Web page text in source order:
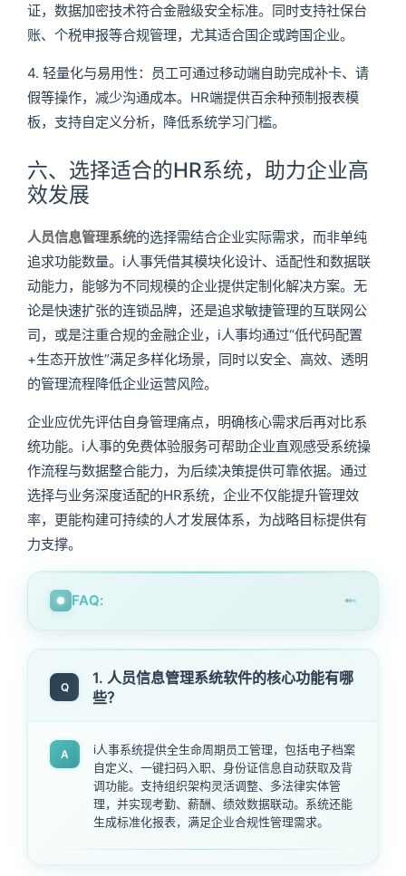
证，数据加密技术符合金融级安全标准。同时支持社保台
账、个税申报等合规管理，尤其适合国企或跨国企业。
4. 轻量化与易用性：员工可通过移动端自助完成补卡、请
假等操作，减少沟通成本。HR端提供百余种预制报表模
板，支持自定义分析，降低系统学习门槛。
六、选择适合的HR系统，助力企业高
效发展
人员信息管理系统的选择需结合企业实际需求，而非单纯
追求功能数量。i人事凭借其模块化设计、适配性和数据联
动能力，能够为不同规模的企业提供定制化解决方案。无
论是快速扩张的连锁品牌，还是追求敏捷管理的互联网公
司，或是注重合规的金融企业，i人事均通过“低代码配置
+生态开放性”满足多样化场景，同时以安全、高效、透明
的管理流程降低企业运营风险。
企业应优先评估自身管理痛点，明确核心需求后再对比系
统功能。i人事的免费体验服务可帮助企业直观感受系统操
作流程与数据整合能力，为后续决策提供可靠依据。通过
选择与业务深度适配的HR系统，企业不仅能提升管理效
率，更能构建可持续的人才发展体系，为战略目标提供有
力支撑。
FAQ:
Q
1. 人员信息管理系统软件的核心功能有哪
些？
A
i人事系统提供全生命周期员工管理，包括电子档案
自定义、一键扫码入职、身份证信息自动获取及背
调功能。支持组织架构灵活调整、多法律实体管
理，并实现考勤、薪酬、绩效数据联动。系统还能
生成标准化报表，满足企业合规性管理需求。